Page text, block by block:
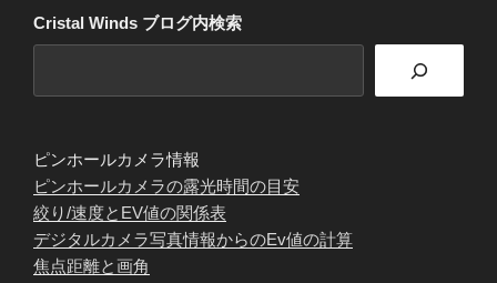
Cristal Winds ブログ内検索
ピンホールカメラ情報
ピンホールカメラの露光時間の目安
絞り/速度とEV値の関係表
デジタルカメラ写真情報からのEv値の計算
焦点距離と画角